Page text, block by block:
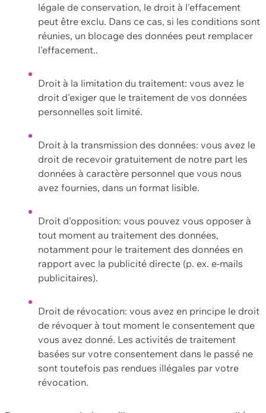
légale de conservation, le droit à l'effacement
peut être exclu. Dans ce cas, si les conditions sont
réunies, un blocage des données peut remplacer
l'effacement..
Droit à la limitation du traitement: vous avez le
droit d'exiger que le traitement de vos données
personnelles soit limité.
Droit à la transmission des données: vous avez le
droit de recevoir gratuitement de notre part les
données à caractère personnel que vous nous
avez fournies, dans un format lisible.
Droit d'opposition: vous pouvez vous opposer à
tout moment au traitement des données,
notamment pour le traitement des données en
rapport avec la publicité directe (p. ex. e-mails
publicitaires).
Droit de révocation: vous avez en principe le droit
de révoquer à tout moment le consentement que
vous avez donné. Les activités de traitement
basées sur votre consentement dans le passé ne
sont toutefois pas rendues illégales par votre
révocation.